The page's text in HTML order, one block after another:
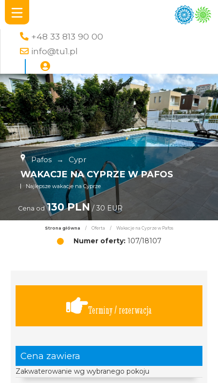
+48 33 813 90 00
info@tu1.pl
Pafos → Cypr
WAKACJE NA CYPRZE W PAFOS
Najlepsze wakacje na Cyprze
Cena od 130 PLN/ 30 EUR
Strona główna / Oferta / Wakacje na Cyprze w Pafos
Numer oferty:107/18107
Terminy / rezerwacja
Cena zawiera
Zakwaterowanie wg wybranego pokoju